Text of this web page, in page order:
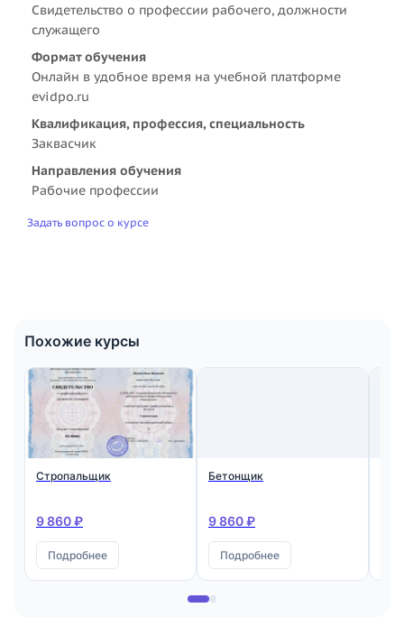
Свидетельство о профессии рабочего, должности
служащего
Формат обучения
Онлайн в удобное время на учебной платформе
evidpo.ru
Квалификация, профессия, специальность
Заквасчик
Направления обучения
Рабочие профессии
Задать вопрос о курсе
Похожие курсы
Стропальщик
9 860 ₽
Подробнее
Бетонщик
9 860 ₽
Подробнее